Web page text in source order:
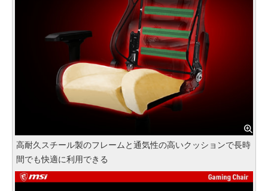
高耐久スチール製のフレームと通気性の高いクッションで長時
間でも快適に利用できる